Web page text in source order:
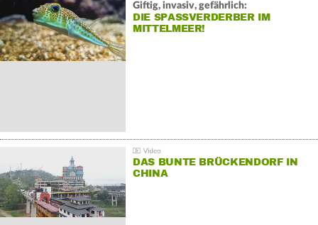
Giftig, invasiv, gefährlich:
DIE SPASSVERDERBER IM M
ITTELMEER!
DAS BUNTE BRÜCKENDORF IN
CHINA